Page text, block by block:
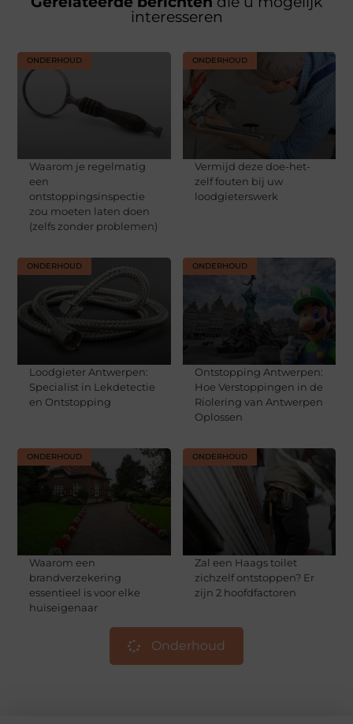
interesseren
ONDERHOUD
Waarom je regelmatig
een
ontstoppingsinspectie
zou moeten laten doen
(zelfs zonder problemen)
ONDERHOUD
Vermijd deze doe-het-
zelf fouten bij uw
loodgieterswerk
ONDERHOUD
Loodgieter Antwerpen:
Specialist in Lekdetectie
en Ontstopping
ONDERHOUD
Ontstopping Antwerpen:
Hoe Verstoppingen in de
Riolering van Antwerpen
Oplossen
ONDERHOUD
Waarom een
brandverzekering
essentieel is voor elke
huiseigenaar
ONDERHOUD
Zal een Haags toilet
zichzelf ontstoppen? Er
zijn 2 hoofdfactoren
Onderhoud